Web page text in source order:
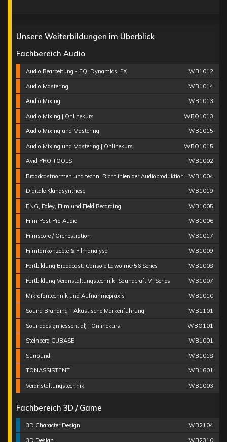
Unsere Weiterbildungen im Überblick
Fachbereich Audio
Audio Bearbeitung - EQ, Dynamics, FX WB1012
Audio Mastering WB1014
Audio Mixing WB1013
Audio Mixing | Onlinekurs WBO1013
Audio Mixing und Mastering WB1015
Audio Mixing und Mastering | Onlinekurs WBO1015
Avid PRO TOOLS WB1002
Broadcastnormen und techn. Richtlinien der Audioproduktion WB1004
Digitale Klangsynthese WB1019
ENG, Foley, Film und Field Recording WB1005
Film Post Pro Audio WB1006
Filmscore / Orchestration WB1017
Filmtonkonzepte & Filmanalyse WB1009
Fortbildung Broadcast: Console Lawo mc²56 Series WB1008
Fortbildung Veranstaltungstechnik: Soundcraft Vi Series WB1007
Mikrofontechnik und Aufnahmepraxis WB1010
Sound Branding - Akustische Markenführung WB1101
Sounddesign (essential) | Onlinekurs WBO101
Steinberg CUBASE WB1001
Surround WB1018
TONASSISTENT WB1601
Veranstaltungstechnik WB1003
Fachbereich 3D / Game
3D Character Design WB2104
3D Design WB2310